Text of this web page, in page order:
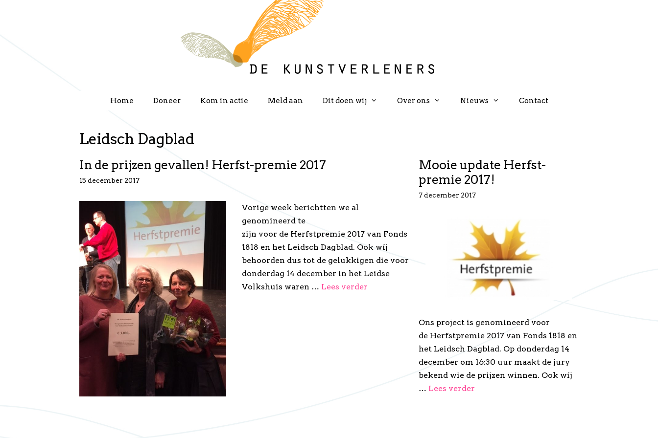
Home Doneer Kom in actie Meld aan Dit doen wij Over ons Nieuws Contact
Leidsch Dagblad
In de prijzen gevallen! Herfst-premie 2017
15 december 2017
Vorige week berichtten we al
genomineerd te
zijn voor de Herfstpremie 2017 van Fonds
1818 en het Leidsch Dagblad. Ook wíj
behoorden dus tot de gelukkigen die voor
donderdag 14 december in het Leidse
Volkshuis waren … Lees verder
Mooie update Herfst-
premie 2017!
7 december 2017
Ons project is genomineerd voor
de Herfstpremie 2017 van Fonds 1818 en
het Leidsch Dagblad. Op donderdag 14
december om 16:30 uur maakt de jury
bekend wie de prijzen winnen. Ook wíj
… Lees verder